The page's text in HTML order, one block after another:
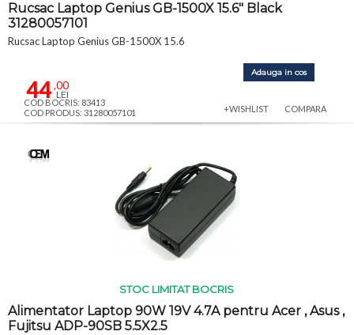
Rucsac Laptop Genius GB-1500X 15.6" Black
31280057101
Rucsac Laptop Genius GB-1500X 15.6
44,00
LEI
Adauga in cos
COD BOCRIS: 83413
COD PRODUS: 31280057101
+WISHLIST COMPARA
STOC LIMITAT BOCRIS
Alimentator Laptop 90W 19V 4.7A pentru Acer , Asus ,
Fujitsu ADP-90SB 5.5X2.5